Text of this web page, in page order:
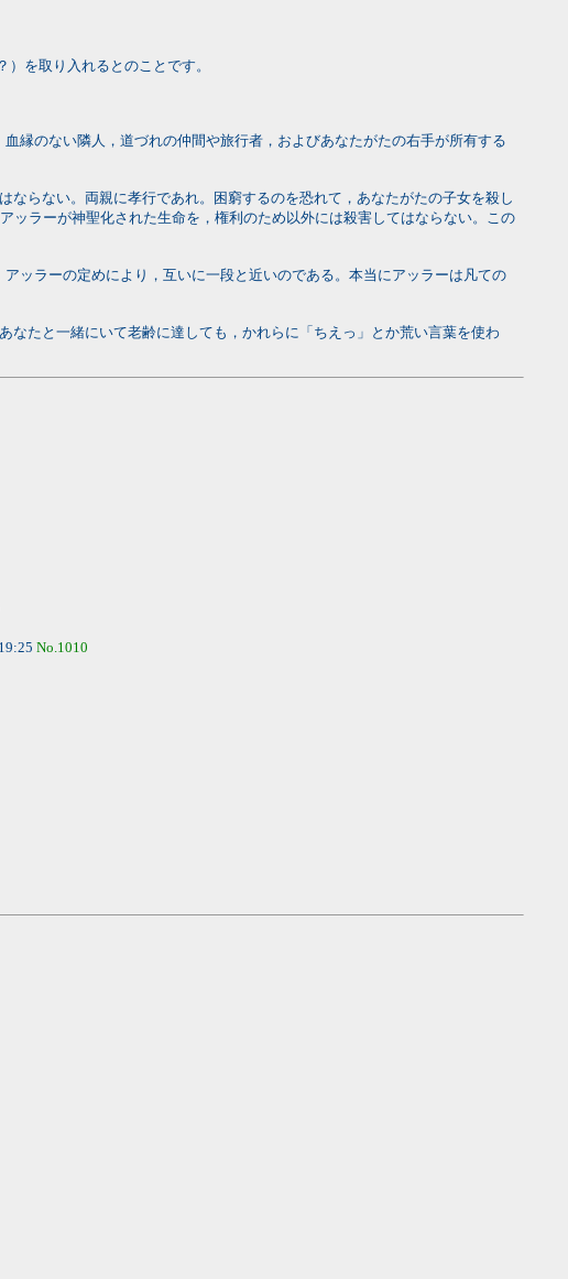
を取り入れるとのことです。
縁のない隣人，道づれの仲間や旅行者，およびあなたがたの右手が所有する
らない。両親に孝行であれ。困窮するのを恐れて，あなたがたの子女を殺し
ラーが神聖化された生命を，権利のため以外には殺害してはならない。この
ッラーの定めにより，互いに一段と近いのである。本当にアッラーは凡ての
なたと一緒にいて老齢に達しても，かれらに「ちえっ」とか荒い言葉を使わ
No.1010